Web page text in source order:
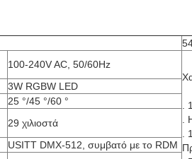
100-240V AC, 50/60Hz
.
.
.
3W RGBW LED
25 °/45 °/60 °
29 χιλιοστά
USITT DMX-512, συμβατό με το RDM